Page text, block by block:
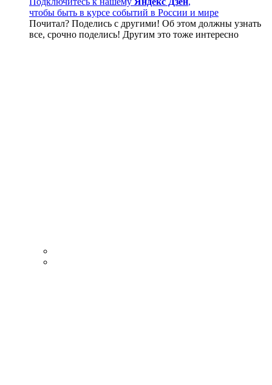
чтобы быть в курсе событий в России и мире
Почитал? Поделись с другими! Об этом должны узнать
все, срочно поделись! Другим это тоже интересно